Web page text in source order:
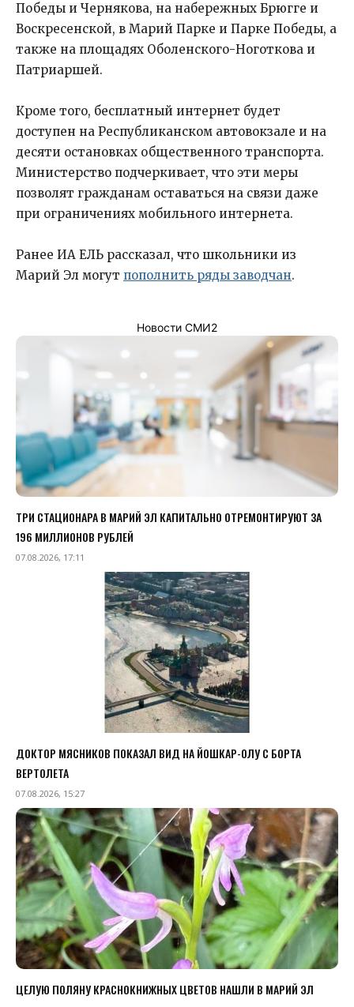
Победы и Чернякова, на набережных Брюгге и
Воскресенской, в Марий Парке и Парке Победы, а
также на площадях Оболенского-Ноготкова и
Патриаршей.
Кроме того, бесплатный интернет будет
доступен на Республиканском автовокзале и на
десяти остановках общественного транспорта.
Министерство подчеркивает, что эти меры
позволят гражданам оставаться на связи даже
при ограничениях мобильного интернета.
Ранее ИА ЕЛЬ рассказал, что школьники из
Марий Эл могут пополнить ряды заводчан.
Новости СМИ2
ТРИ СТАЦИОНАРА В МАРИЙ ЭЛ КАПИТАЛЬНО ОТРЕМОНТИРУЮТ ЗА
196 МИЛЛИОНОВ РУБЛЕЙ
07.08.2026, 17:11
ДОКТОР МЯСНИКОВ ПОКАЗАЛ ВИД НА ЙОШКАР-ОЛУ С БОРТА
ВЕРТОЛЕТА
07.08.2026, 15:27
ЦЕЛУЮ ПОЛЯНУ КРАСНОКНИЖНЫХ ЦВЕТОВ НАШЛИ В МАРИЙ ЭЛ